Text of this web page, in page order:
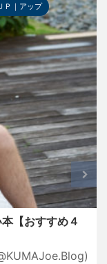
Ｐ｜アップ
【おすすめ４